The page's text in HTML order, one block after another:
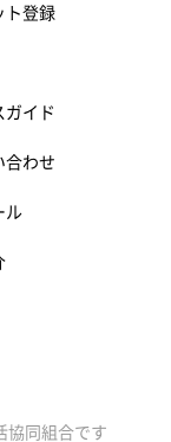
ト登録
ガイド
合わせ
ル
協同組合です